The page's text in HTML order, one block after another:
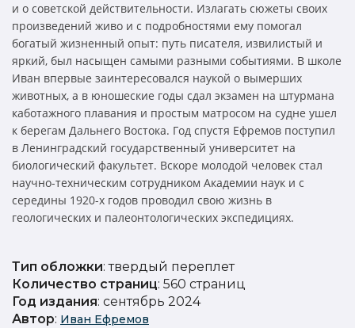
и о советской действительности. Излагать сюжеты своих
произведений живо и с подробностями ему помогал
богатый жизненный опыт: путь писателя, извилистый и
яркий, был насыщен самыми разными событиями. В школе
Иван впервые заинтересовался наукой о вымерших
животных, а в юношеские годы сдал экзамен на штурмана
каботажного плавания и простым матросом на судне ушел
к берегам Дальнего Востока. Год спустя Ефремов поступил
в Ленинградский государственный университет на
биологический факультет. Вскоре молодой человек стал
научно-техническим сотрудником Академии наук и с
середины 1920-х годов проводил свою жизнь в
геологических и палеонтологических экспедициях.
Тип обложки: твердый переплет
Количество страниц: 560 страниц
Год издания: сентябрь 2024
Автор: Иван Ефремов